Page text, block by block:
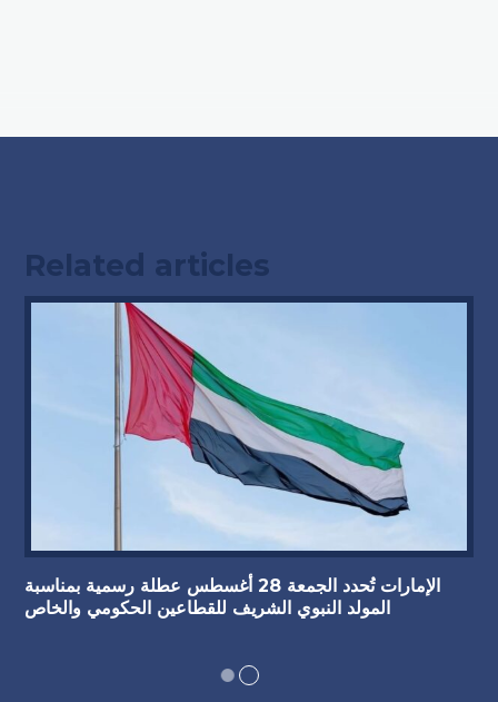
Related articles
الإمارات تُحدد الجمعة 28 أغسطس عطلة رسمية بمناسبة
المولد النبوي الشريف للقطاعين الحكومي والخاص